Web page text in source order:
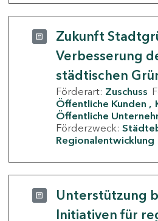
Zukunft
Verbesserung
städtischen
Förderart: Zuschuss
Öffentliche Kunden
Öffentliche
Förderzweck:
Regionalentwicklung
Unterstützung
Initiativen für